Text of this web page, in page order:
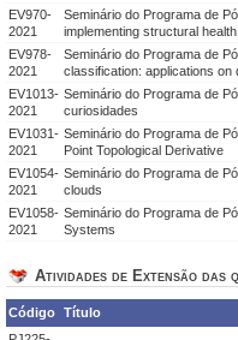
EV970-
2021
Seminário do Programa de
implementing structural
EV978-
2021
Seminário do Programa de
classification: applications on
EV1013-
2021
Seminário do Programa de
curiosidades
EV1031-
2021
Seminário do Programa de
Point Topological Derivative
EV1054-
2021
Seminário do Programa de
clouds
EV1058-
2021
Seminário do Programa de
Systems
Atividades de Extensão das
Código Título